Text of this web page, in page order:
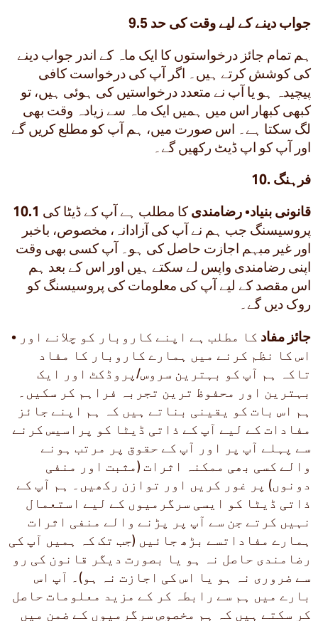
9.5 جواب دینے کے لیے وقت کی حد
ہم تمام جائز درخواستوں کا ایک ماہ کے اندر جواب دینے
کی کوشش کرتے ہیں۔ اگر آپ کی درخواست کافی
پیچیدہ ہو یا آپ نے متعدد درخواستیں کی ہوئی ہیں، تو
کبھی کبھار اس میں ہمیں ایک ماہ سے زیادہ وقت بھی
لگ سکتا ہے۔ اس صورت میں، ہم آپ کو مطلع کریں گے
اور آپ کو اپ ڈیٹ رکھیں گے۔
10. فرہنگ
10.1 قانونی بنیاد• رضامندی کا مطلب ہے آپ کے ڈیٹا کی
پروسیسنگ جب ہم نے آپ کی آزادانہ، مخصوص، باخبر
اور غیر مبہم اجازت حاصل کی ہو۔ آپ کسی بھی وقت
اپنی رضامندی واپس لے سکتے ہیں اور اس کے بعد ہم
اس مقصد کے لیے آپ کی معلومات کی پروسیسنگ کو
روک دیں گے۔
•
جائز مفاد کا مطلب ہے اپنے کاروبار کو چلانے اور
اس کا نظم کرنے میں ہمارے کاروبار کا مفاد
تاکہ ہم آپ کو بہترین سروس/پروڈکٹ اور ایک
بہترین اور محفوظ ترین تجربہ فراہم کر سکیں۔
ہم اس بات کو یقینی بناتے ہیں کہ ہم اپنے جائز
مفادات کے لیے آپ کے ذاتی ڈیٹا کو پراسیس کرنے
سے پہلے آپ پر اور آپ کے حقوق پر مرتب ہونے
والے کسی بھی ممکنہ اثرات (مثبت اور منفی
دونوں) پر غور کریں اور توازن رکھیں۔ ہم آپ کے
ذاتی ڈیٹا کو ایسی سرگرمیوں کے لیے استعمال
نہیں کرتے جن سے آپ پر پڑنے والے منفی اثرات
ہمارے مفاداتسے بڑھ جائیں (جب تک کہ ہمیں آپ کی
رضامندی حاصل نہ ہو یا بصورت دیگر قانون کی رو
سے ضروری نہ ہو یا اس کی اجازت نہ ہو)۔ آپ اس
بارے میں ہم سے رابطہ کر کے مزید معلومات حاصل
کر سکتے ہیں کہ ہم مخصوص سرگرمیوں کے ضمن میں